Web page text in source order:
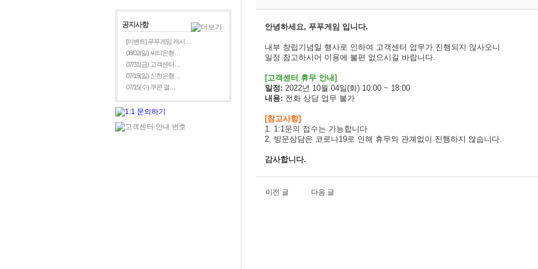
공지사항
[이벤트] 푸푸게임 캐시…
08/02(일) 씨티은행…
07/31(금) 고객센터…
07/19(일) 신한은행…
07/15(수) 쿠콘 결…
안녕하세요, 푸푸게임 입니다.
내부 창립기념일 행사로 인하여 고객센터 업무가 진행되지 않사오니
일정 참고하시어 이용에 불편 없으시길 바랍니다.
[고객센터 휴무 안내]
일정: 2022년 10월 04일(화) 10:00 ~ 18:00
내용: 전화 상담 업무 불가
[참고사항]
1. 1:1문의 접수는 가능합니다
2. 방문상담은 코로나19로 인해 휴무와 관계없이 진행하지 않습니다.
감사합니다.
이전 글 다음 글